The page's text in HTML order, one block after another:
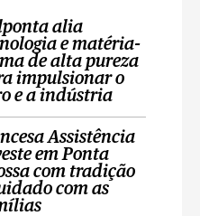
alia
e matéria-
de alta pureza
impulsionar o
e a indústria
Assistência
em Ponta
com tradição
com as